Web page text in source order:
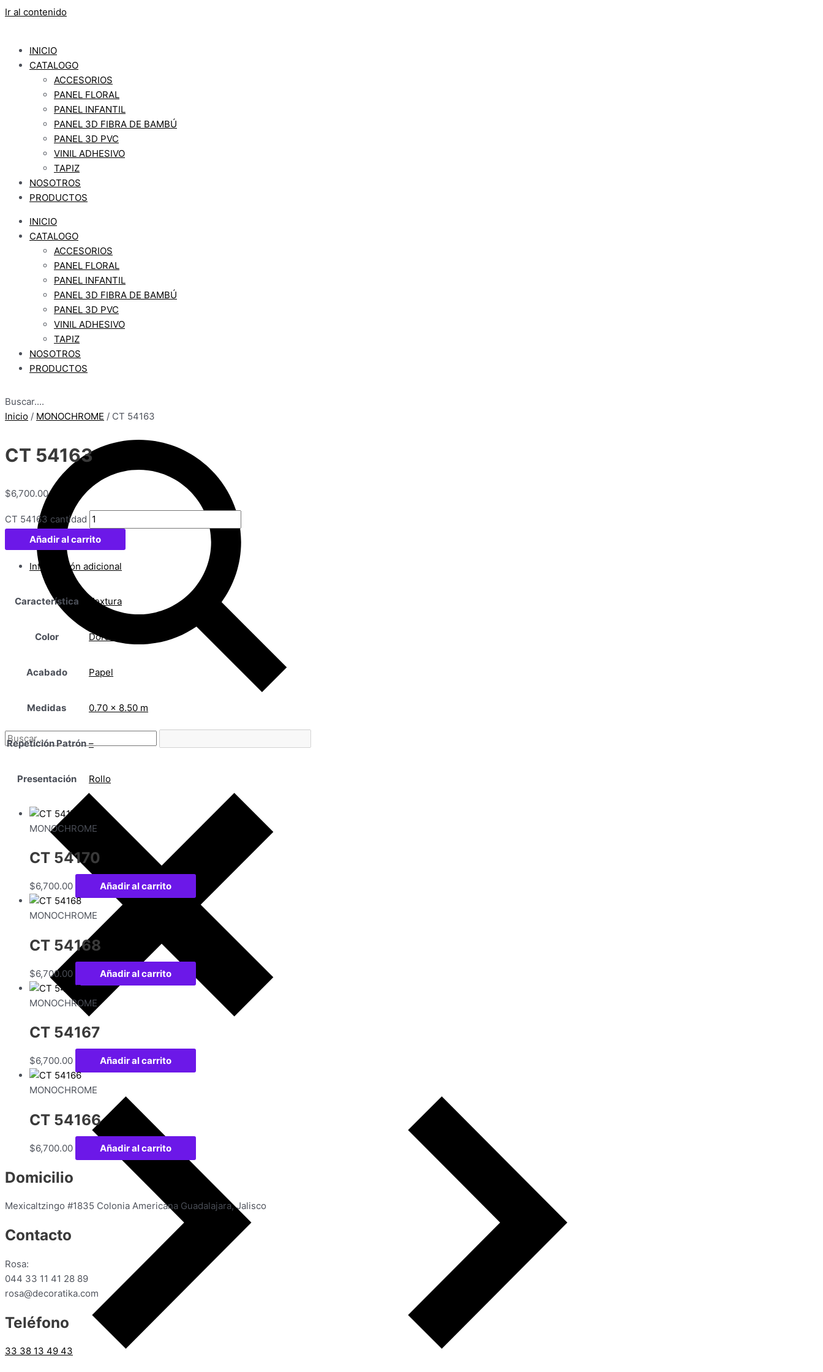
Ir al contenido
INICIO
CATALOGO
ACCESORIOS
PANEL FLORAL
PANEL INFANTIL
PANEL 3D FIBRA DE BAMBÚ
PANEL 3D PVC
VINIL ADHESIVO
TAPIZ
NOSOTROS
PRODUCTOS
INICIO
CATALOGO
ACCESORIOS
PANEL FLORAL
PANEL INFANTIL
PANEL 3D FIBRA DE BAMBÚ
PANEL 3D PVC
VINIL ADHESIVO
TAPIZ
NOSOTROS
PRODUCTOS
Buscar....
Inicio / MONOCHROME / CT 54163
CT 54163
$6,700.00
CT 54163 cantidad
Añadir al carrito
Información adicional
Característica Textura
Color Dorado
Acabado Papel
Medidas 0.70 x 8.50 m
Repetición Patrón –
Presentación Rollo
MONOCHROME
CT 54170
$6,700.00 Añadir al carrito
MONOCHROME
CT 54168
$6,700.00 Añadir al carrito
MONOCHROME
CT 54167
$6,700.00 Añadir al carrito
MONOCHROME
CT 54166
$6,700.00 Añadir al carrito
Domicilio
Mexicaltzingo #1835 Colonia Americana Guadalajara, Jalisco
Contacto
Rosa:
044 33 11 41 28 89
rosa@decoratika.com
Teléfono
33 38 13 49 43